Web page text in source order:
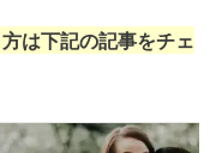
は下記の記事をチェ